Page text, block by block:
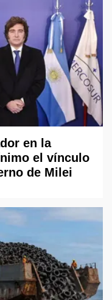
en la
el vínculo
de Milei